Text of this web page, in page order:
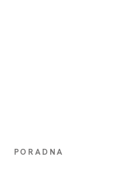
PORADNA